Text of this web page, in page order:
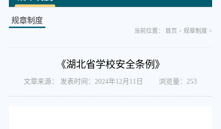
规章制度
当前位置：首页 >规章制度 >
《湖北省学校安全条例》
文章来源： 发表时间：2024年12月11日 浏览量：253